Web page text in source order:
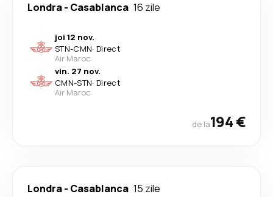
Londra- Casablanca 16 zile
joi 12 nov.
STN-CMN· Direct
Air Maroc
vin. 27 nov.
CMN-STN· Direct
Air Maroc
de la194 €
Londra- Casablanca 15 zile